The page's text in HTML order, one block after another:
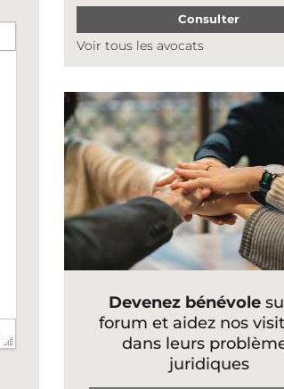
Consulter
Voir tous les avocats
Devenez bénévole
forum et aidez nos
dans leurs
juridiques